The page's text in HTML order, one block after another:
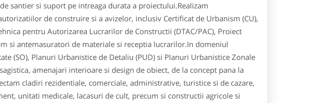
santier si suport pe intreaga durata a proiectului.Realizam
de construire si a avizelor, inclusiv Certificat de Urbanism (CU),
pentru Autorizarea Lucrarilor de Constructii (DTAC/PAC), Proiect
si antemasuratori de materiale si receptia lucrarilor.In domeniul
(SO), Planuri Urbanistice de Detaliu (PUD) si Planuri Urbanistice Zonale
amenajari interioare si design de obiect, de la concept pana la
cladiri rezidentiale, comerciale, administrative, turistice si de cazare,
unitati medicale, lacasuri de cult, precum si constructii agricole si